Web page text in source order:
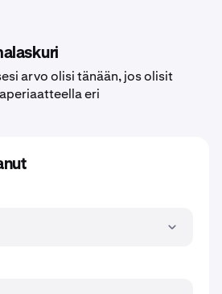
arvo olisi tänään, jos olisit
eri